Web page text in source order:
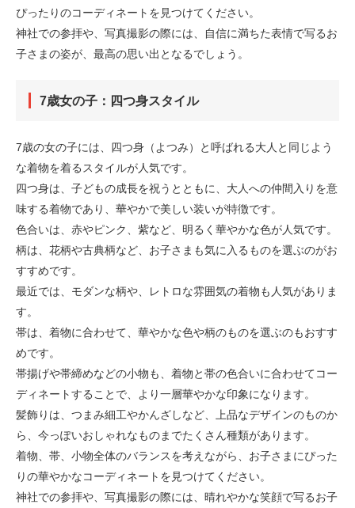
ぴったりのコーディネートを見つけてください。
神社での参拝や、写真撮影の際には、自信に満ちた表情で写るお
子さまの姿が、最高の思い出となるでしょう。
7歳女の子：四つ身スタイル
7歳の女の子には、四つ身（よつみ）と呼ばれる大人と同じよう
な着物を着るスタイルが人気です。
四つ身は、子どもの成長を祝うとともに、大人への仲間入りを意
味する着物であり、華やかで美しい装いが特徴です。
色合いは、赤やピンク、紫など、明るく華やかな色が人気です。
柄は、花柄や古典柄など、お子さまも気に入るものを選ぶのがお
すすめです。
最近では、モダンな柄や、レトロな雰囲気の着物も人気がありま
す。
帯は、着物に合わせて、華やかな色や柄のものを選ぶのもおすす
めです。
帯揚げや帯締めなどの小物も、着物と帯の色合いに合わせてコー
ディネートすることで、より一層華やかな印象になります。
髪飾りは、つまみ細工やかんざしなど、上品なデザインのものか
ら、今っぽいおしゃれなものまでたくさん種類があります。
着物、帯、小物全体のバランスを考えながら、お子さまにぴった
りの華やかなコーディネートを見つけてください。
神社での参拝や、写真撮影の際には、晴れやかな笑顔で写るお子